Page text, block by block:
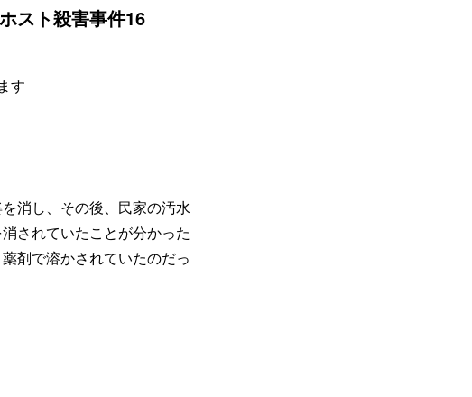
スト殺害事件16
す
消し、その後、民家の汚水
されていたことが分かった
剤で溶かされていたのだっ